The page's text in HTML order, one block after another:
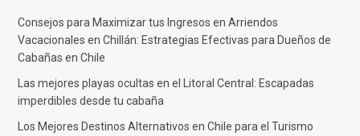
Consejos para Maximizar tus Ingresos en Arriendos
Vacacionales en Chillán: Estrategias Efectivas para Dueños de
Cabañas en Chile
Las mejores playas ocultas en el Litoral Central: Escapadas
imperdibles desde tu cabaña
Los Mejores Destinos Alternativos en Chile para el Turismo